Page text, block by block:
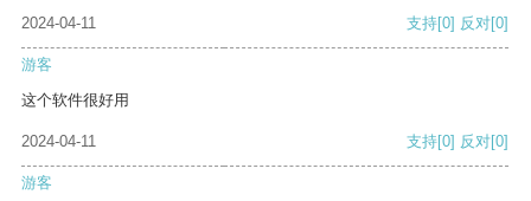
2024-04-11
支持[0] 反对[0]
游客
这个软件很好用
2024-04-11 支持[0] 反对[0]
游客